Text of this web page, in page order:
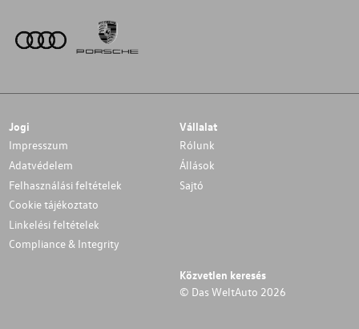
Jogi
Impresszum
Adatvédelem
Felhasználási feltételek
Cookie tájékoztato
Linkelési feltételek
Compliance & Integrity
Vállalat
Rólunk
Állások
Sajtó
Közvetlen keresés
© Das WeltAuto 2026